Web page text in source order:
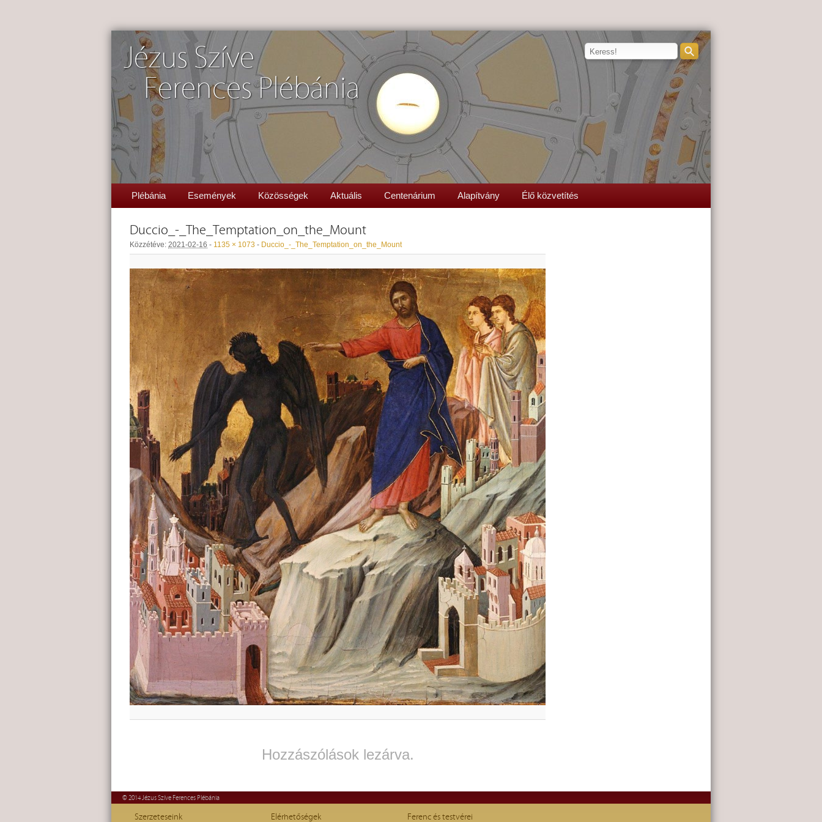
Jézus Szíve
Ferences Plébánia
Plébánia Események Közösségek Aktuális Centenárium Alapítvány Élő közvetítés
Duccio_-_The_Temptation_on_the_Mount
Közzétéve: 2021-02-16 - 1135 × 1073 - Duccio_-_The_Temptation_on_the_Mount
Hozzászólások lezárva.
© 2014 Jézus Szíve Ferences Plébánia
Szerzeteseink Elérhetőségek Ferenc és testvérei